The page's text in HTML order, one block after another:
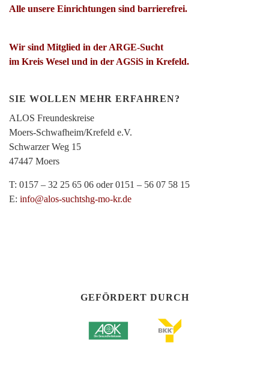
Alle unsere Einrichtungen sind barrierefrei.
Wir sind Mitglied in der ARGE-Sucht
im Kreis Wesel und in der AGSiS in Krefeld.
SIE WOLLEN MEHR ERFAHREN?
ALOS Freundeskreise
Moers-Schwafheim/Krefeld e.V.
Schwarzer Weg 15
47447 Moers
T: 0157 – 32 25 65 06 oder 0151 – 56 07 58 15
E: info@alos-suchtshg-mo-kr.de
GEFÖRDERT DURCH